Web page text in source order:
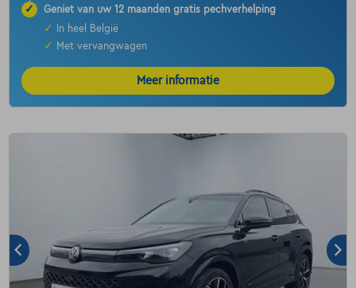
✓
Geniet van uw 12 maanden gratis pechverhelping
✓
In heel België
✓
Met vervangwagen
Meer informatie